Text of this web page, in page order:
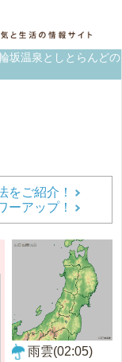
坂温泉としとらんどの
をご紹介！
ーアップ！
雨雲(02:05)